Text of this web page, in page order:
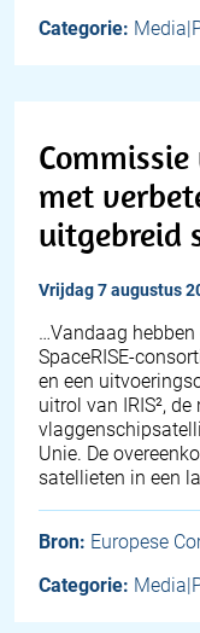
Categorie:
met
uitgebreid
vrijdag 7 augustus
…Vandaag
SpaceRISE-
en een
uitrol van IRIS², de
Unie. De
satellieten in een
Bron: Europese
Categorie: